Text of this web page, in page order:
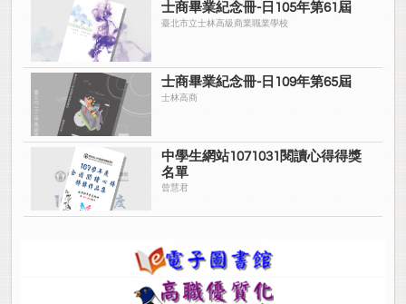
士商畢業紀念冊-日105年第61屆
臺北市立士林高級商業職業學校
士商畢業紀念冊-日109年第65屆
士林高商
中學生網站1071031閱讀心得得獎
名單
曾慧君